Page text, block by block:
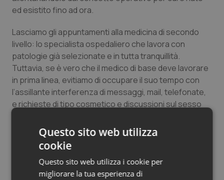
Salute orale & impianti
Sangue & coagulazione
Tiroide
Tumore al seno
Tumori del Polmone & Testa Collo
Tumori gastrointestinali
ed esistito fino ad ora.
Lasciamo gli appuntamenti alla medicina di secondo
livello: lo specialista ospedaliero che lavora con
patologie già selezionate e in tutta tranquillità.
Tuttavia, se è vero che il medico di base deve lavorare
in prima linea, evitiamo di occupare il suo tempo con
l’assillante interferenza di messaggi, mail, telefonate,
e richieste di tipo cosmetico e discussioni sul sesso
tempo con mille inutili moduli e cartaccia da ufficio del
catasto. Si permetta al medico di base di fare il medico.
Ma va?…
Enzo Bozza
Questo sito web utilizza
cookie
Questo sito web utilizza i cookie per
migliorare la tua esperienza di